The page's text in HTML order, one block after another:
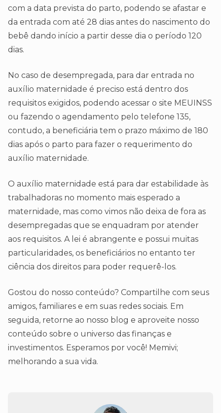
com a data prevista do parto, podendo se afastar e
da entrada com até 28 dias antes do nascimento do
bebê dando início a partir desse dia o período 120
dias.
No caso de desempregada, para dar entrada no
auxílio maternidade é preciso está dentro dos
requisitos exigidos, podendo acessar o site MEUINSS
ou fazendo o agendamento pelo telefone 135,
contudo, a beneficiária tem o prazo máximo de 180
dias após o parto para fazer o requerimento do
auxílio maternidade.
O auxílio maternidade está para dar estabilidade às
trabalhadoras no momento mais esperado a
maternidade, mas como vimos não deixa de fora as
desempregadas que se enquadram por atender
aos requisitos. A lei é abrangente e possui muitas
particularidades, os beneficiários no entanto ter
ciência dos direitos para poder requerê-los.
Gostou do nosso conteúdo? Compartilhe com seus
amigos, familiares e em suas redes sociais. Em
seguida, retorne ao nosso blog e aproveite nosso
conteúdo sobre o universo das finanças e
investimentos. Esperamos por você! Memivi;
melhorando a sua vida.